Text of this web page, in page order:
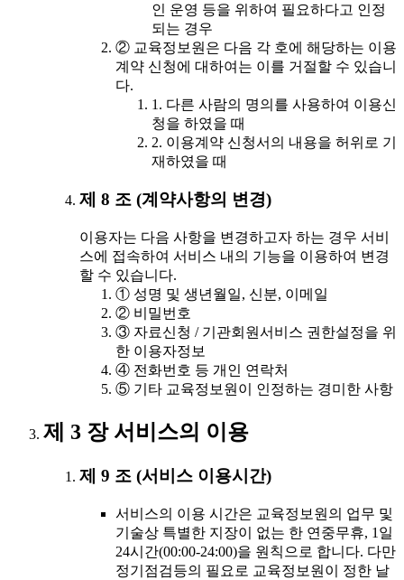
인 운영 등을 위하여 필요하다고 인정
되는 경우
② 교육정보원은 다음 각 호에 해당하는 이용
계약 신청에 대하여는 이를 거절할 수 있습니
다.
1. 다른 사람의 명의를 사용하여 이용신
청을 하였을 때
2. 이용계약 신청서의 내용을 허위로 기
재하였을 때
제 8 조 (계약사항의 변경)
이용자는 다음 사항을 변경하고자 하는 경우 서비
스에 접속하여 서비스 내의 기능을 이용하여 변경
할 수 있습니다.
① 성명 및 생년월일, 신분, 이메일
② 비밀번호
③ 자료신청 / 기관회원서비스 권한설정을 위
한 이용자정보
④ 전화번호 등 개인 연락처
⑤ 기타 교육정보원이 인정하는 경미한 사항
제 3 장 서비스의 이용
제 9 조 (서비스 이용시간)
서비스의 이용 시간은 교육정보원의 업무 및
기술상 특별한 지장이 없는 한 연중무휴, 1일
24시간(00:00-24:00)을 원칙으로 합니다. 다만
정기점검등의 필요로 교육정보원이 정한 날